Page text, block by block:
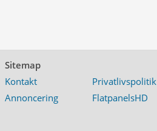
Sitemap
Kontakt
Privatlivspolitik
Annoncering
FlatpanelsHD